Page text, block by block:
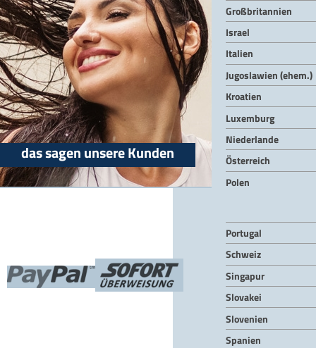
Großbritannien
Israel
Italien
Jugoslawien (ehem.)
Kroatien
Luxemburg
Niederlande
Österreich
Polen
Portugal
Schweiz
Singapur
Slovakei
Slovenien
Spanien
das sagen unsere Kunden